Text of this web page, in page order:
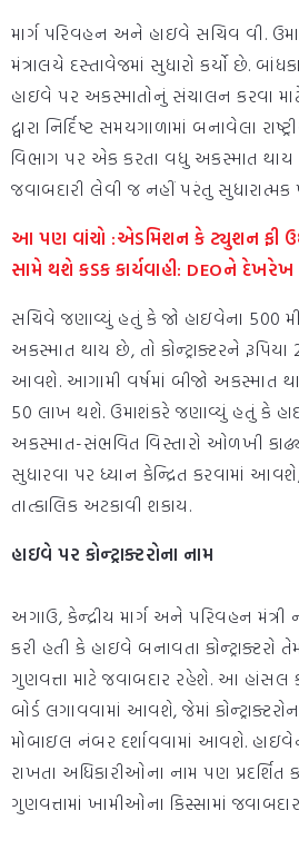
માર્ગ પરિવહન અને હાઇવે સચિવ વી.
મંત્રાલયે દસ્તાવેજમાં સુધારો કર્યો છે.
હાઇવે પર અકસ્માતોનું સંચાલન કરવા
દ્વારા નિર્દિષ્ટ સમયગાળામાં બનાવેલા
વિભાગ પર એક કરતા વધુ અકસ્માત થાય
જવાબદારી લેવી જ નહીં પરંતુ
આ પણ વાંચો :એડમિશન કે ટ્યુશન ફી
સામે થશે કડક કાર્યવાહી: DEOને દેખરેખ
સચિવે જણાવ્યું હતું કે જો હાઇવેના 500
અકસ્માત થાય છે, તો કોન્ટ્રાક્ટરને રૂપિયા
આવશે. આગામી વર્ષમાં બીજો અકસ્માત
50 લાખ થશે. ઉમાશંકરે જણાવ્યું હતું કે
અકસ્માત-સંભવિત વિસ્તારો ઓળખી
સુધારવા પર ધ્યાન કેન્દ્રિત કરવામાં
તાત્કાલિક અટકાવી શકાય.
હાઇવે પર કોન્ટ્રાક્ટરોના નામ
અગાઉ, કેન્દ્રીય માર્ગ અને પરિવહન મંત્રી
કરી હતી કે હાઇવે બનાવતા
ગુણવત્તા માટે જવાબદાર રહેશે. આ હાંસલ
બોર્ડ લગાવવામાં આવશે, જેમાં
મોબાઇલ નંબર દર્શાવવામાં આવશે.
રાખતા અધિકારીઓના નામ પણ
ગુણવત્તામાં ખામીઓના કિસ્સામાં